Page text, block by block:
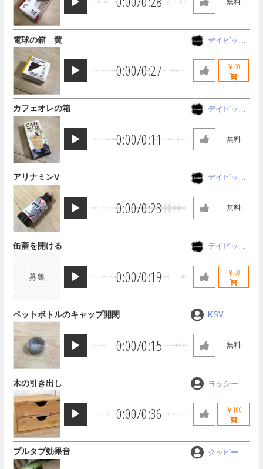
無料
0:00/0:27
電球の箱 黄
デイビッド
￥50
0:00/0:11
カフェオレの箱
デイビッド
無料
0:00/0:23
アリナミンV
デイビッド
無料
募集 0:00/0:19
缶蓋を開ける
デイビッド
￥50
0:00/0:15
ペットボトルのキャップ開閉 KSV
無料
0:00/0:36
木の引き出し ヨッシー
￥100
プルタブ効果音 クッピー